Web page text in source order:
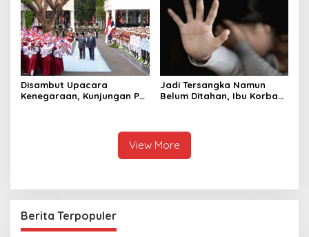
Raja Thailand
Disambut Upacara
Kenegaraan, Kunjungan PM
Jadi Tersangka Namun
Belum Ditahan, Ibu Korban
Anaknya Hamil
View More
Berita Terpopuler